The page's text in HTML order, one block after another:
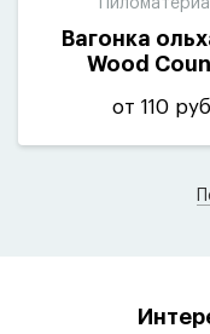
Вагонка
Wood
от 110